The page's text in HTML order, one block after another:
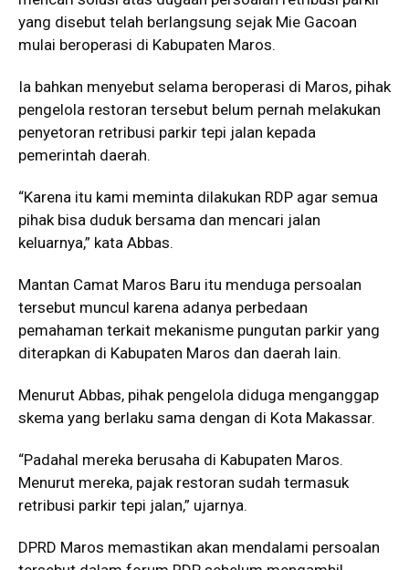
yang disebut telah berlangsung sejak Mie Gacoan
mulai beroperasi di Kabupaten Maros.
Ia bahkan menyebut selama beroperasi di Maros, pihak
pengelola restoran tersebut belum pernah melakukan
penyetoran retribusi parkir tepi jalan kepada
pemerintah daerah.
“Karena itu kami meminta dilakukan RDP agar semua
pihak bisa duduk bersama dan mencari jalan
keluarnya,” kata Abbas.
Mantan Camat Maros Baru itu menduga persoalan
tersebut muncul karena adanya perbedaan
pemahaman terkait mekanisme pungutan parkir yang
diterapkan di Kabupaten Maros dan daerah lain.
Menurut Abbas, pihak pengelola diduga menganggap
skema yang berlaku sama dengan di Kota Makassar.
“Padahal mereka berusaha di Kabupaten Maros.
Menurut mereka, pajak restoran sudah termasuk
retribusi parkir tepi jalan,” ujarnya.
DPRD Maros memastikan akan mendalami persoalan